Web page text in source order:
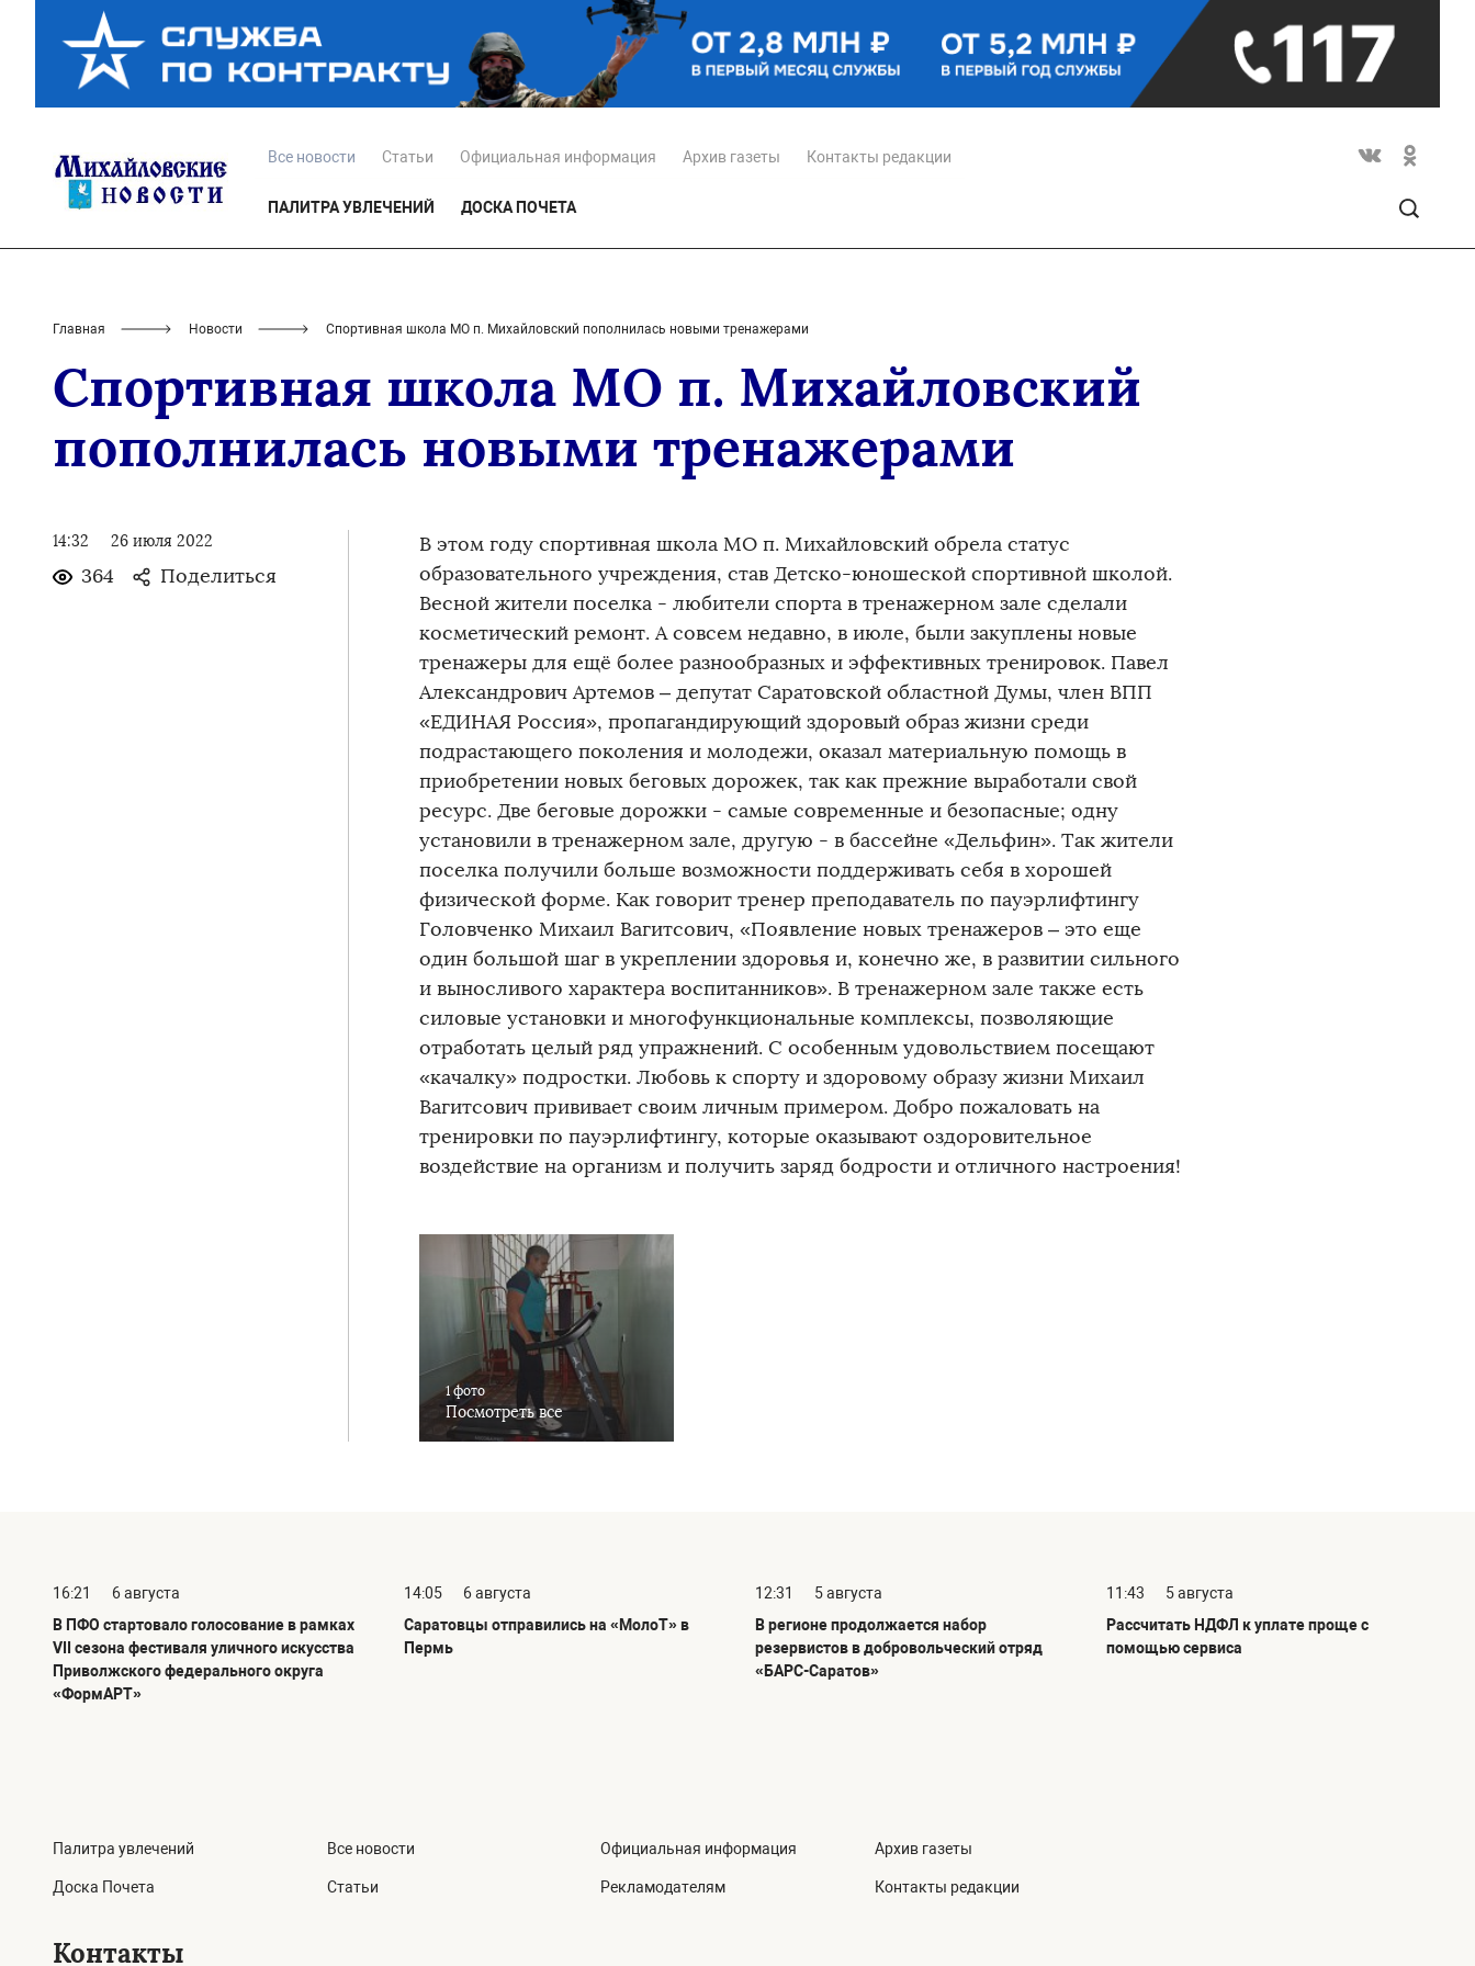
Все новости Статьи Официальная информация Архив газеты Контакты редакции
ПАЛИТРА УВЛЕЧЕНИЙ ДОСКА ПОЧЕТА
Главная Новости Спортивная школа МО п. Михайловский пополнилась новыми тренажерами
Спортивная школа МО п. Михайловский
пополнилась новыми тренажерами
14:32 26 июля 2022
364 Поделиться
В этом году спортивная школа МО п. Михайловский обрела статус
образовательного учреждения, став Детско-юношеской спортивной школой.
Весной жители поселка - любители спорта в тренажерном зале сделали
косметический ремонт. А совсем недавно, в июле, были закуплены новые
тренажеры для ещё более разнообразных и эффективных тренировок. Павел
Александрович Артемов – депутат Саратовской областной Думы, член ВПП
«ЕДИНАЯ Россия», пропагандирующий здоровый образ жизни среди
подрастающего поколения и молодежи, оказал материальную помощь в
приобретении новых беговых дорожек, так как прежние выработали свой
ресурс. Две беговые дорожки - самые современные и безопасные; одну
установили в тренажерном зале, другую - в бассейне «Дельфин». Так жители
поселка получили больше возможности поддерживать себя в хорошей
физической форме. Как говорит тренер преподаватель по пауэрлифтингу
Головченко Михаил Вагитсович, «Появление новых тренажеров – это еще
один большой шаг в укреплении здоровья и, конечно же, в развитии сильного
и выносливого характера воспитанников». В тренажерном зале также есть
силовые установки и многофункциональные комплексы, позволяющие
отработать целый ряд упражнений. С особенным удовольствием посещают
«качалку» подростки. Любовь к спорту и здоровому образу жизни Михаил
Вагитсович прививает своим личным примером. Добро пожаловать на
тренировки по пауэрлифтингу, которые оказывают оздоровительное
воздействие на организм и получить заряд бодрости и отличного настроения!
1 фото
Посмотреть все
16:21
6 августа
В ПФО стартовало голосование в рамках
VII сезона фестиваля уличного искусства
Приволжского федерального округа
«ФормАРТ»
14:05
6 августа
Саратовцы отправились на «МолоТ» в
Пермь
12:31
5 августа
В регионе продолжается набор
резервистов в добровольческий отряд
«БАРС-Саратов»
11:43
5 августа
Рассчитать НДФЛ к уплате проще с
помощью сервиса
Палитра увлечений
Доска Почета
Все новости
Статьи
Официальная информация
Рекламодателям
Архив газеты
Контакты редакции
Контакты